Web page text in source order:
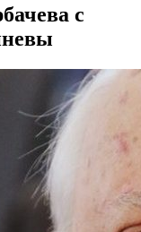
с